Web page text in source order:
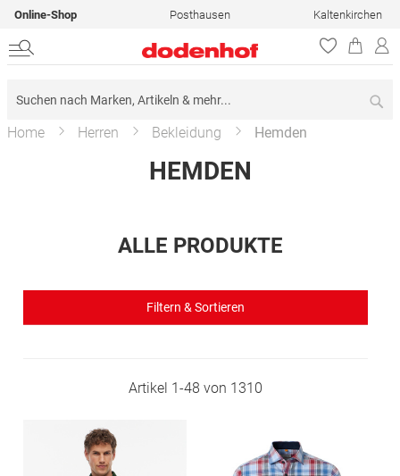
Online-Shop Posthausen Kaltenkirchen
Home Herren Bekleidung Hemden
HEMDEN
ALLE PRODUKTE
Filtern & Sortieren
Artikel 1-48 von 1310